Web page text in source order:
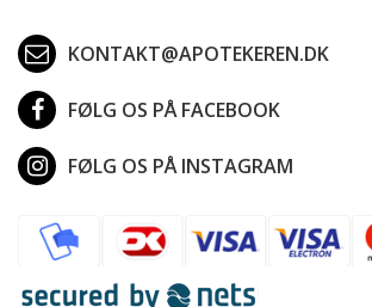
KONTAKT@APOTEKEREN.DK
FØLG OS PÅ FACEBOOK
FØLG OS PÅ INSTAGRAM